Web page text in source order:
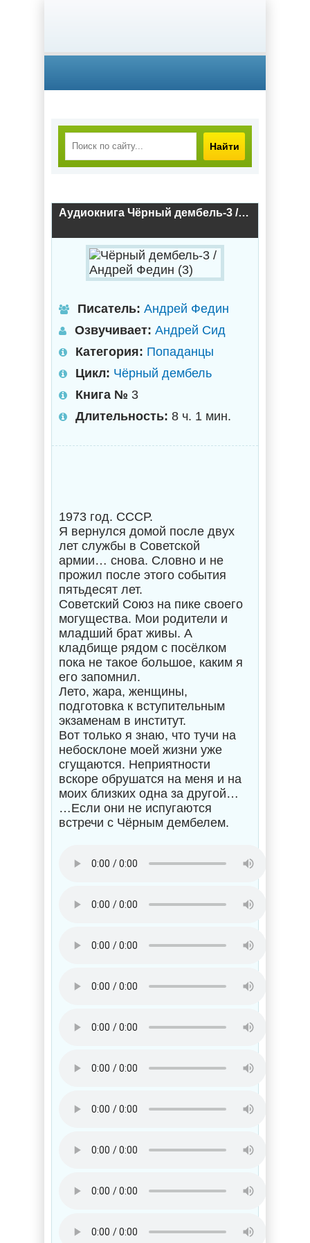
Найти
Аудиокнига Чёрный дембель-3 / Андрей Федин (3)
Писатель: Андрей Федин
Озвучивает: Андрей Сид
Категория: Попаданцы
Цикл: Чёрный дембель
Книга № 3
Длительность: 8 ч. 1 мин.
1973 год. СССР.
Я вернулся домой после двух
лет службы в Советской
армии… снова. Словно и не
прожил после этого события
пятьдесят лет.
Советский Союз на пике своего
могущества. Мои родители и
младший брат живы. А
кладбище рядом с посёлком
пока не такое большое, каким я
его запомнил.
Лето, жара, женщины,
подготовка к вступительным
экзаменам в институт.
Вот только я знаю, что тучи на
небосклоне моей жизни уже
сгущаются. Неприятности
вскоре обрушатся на меня и на
моих близких одна за другой…
…Если они не испугаются
встречи с Чёрным дембелем.